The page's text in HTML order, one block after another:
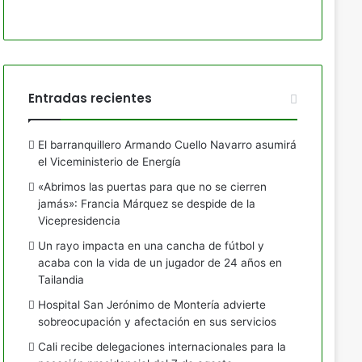
Entradas recientes
El barranquillero Armando Cuello Navarro asumirá
el Viceministerio de Energía
«Abrimos las puertas para que no se cierren
jamás»: Francia Márquez se despide de la
Vicepresidencia
Un rayo impacta en una cancha de fútbol y
acaba con la vida de un jugador de 24 años en
Tailandia
Hospital San Jerónimo de Montería advierte
sobreocupación y afectación en sus servicios
Cali recibe delegaciones internacionales para la